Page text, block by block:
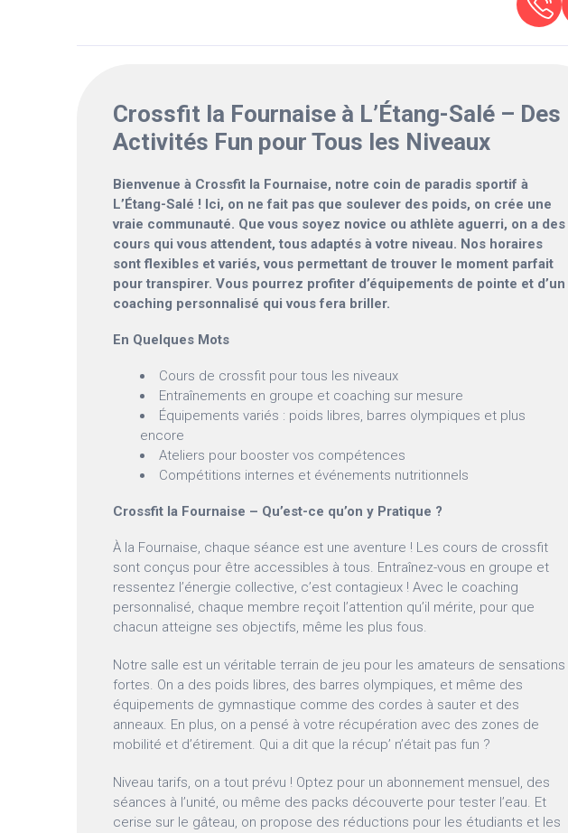
Crossfit la Fournaise à L’Étang-Salé – Des
Activités Fun pour Tous les Niveaux
Bienvenue à Crossfit la Fournaise, notre coin de paradis sportif à
L’Étang-Salé ! Ici, on ne fait pas que soulever des poids, on crée une
vraie communauté. Que vous soyez novice ou athlète aguerri, on a des
cours qui vous attendent, tous adaptés à votre niveau. Nos horaires
sont flexibles et variés, vous permettant de trouver le moment parfait
pour transpirer. Vous pourrez profiter d’équipements de pointe et d’un
coaching personnalisé qui vous fera briller.
En Quelques Mots
Cours de crossfit pour tous les niveaux
Entraînements en groupe et coaching sur mesure
Équipements variés : poids libres, barres olympiques et plus
encore
Ateliers pour booster vos compétences
Compétitions internes et événements nutritionnels
Crossfit la Fournaise – Qu’est-ce qu’on y Pratique ?
À la Fournaise, chaque séance est une aventure ! Les cours de crossfit
sont conçus pour être accessibles à tous. Entraînez-vous en groupe et
ressentez l’énergie collective, c’est contagieux ! Avec le coaching
personnalisé, chaque membre reçoit l’attention qu’il mérite, pour que
chacun atteigne ses objectifs, même les plus fous.
Notre salle est un véritable terrain de jeu pour les amateurs de sensations
fortes. On a des poids libres, des barres olympiques, et même des
équipements de gymnastique comme des cordes à sauter et des
anneaux. En plus, on a pensé à votre récupération avec des zones de
mobilité et d’étirement. Qui a dit que la récup’ n’était pas fun ?
Niveau tarifs, on a tout prévu ! Optez pour un abonnement mensuel, des
séances à l’unité, ou même des packs découverte pour tester l’eau. Et
cerise sur le gâteau, on propose des réductions pour les étudiants et les